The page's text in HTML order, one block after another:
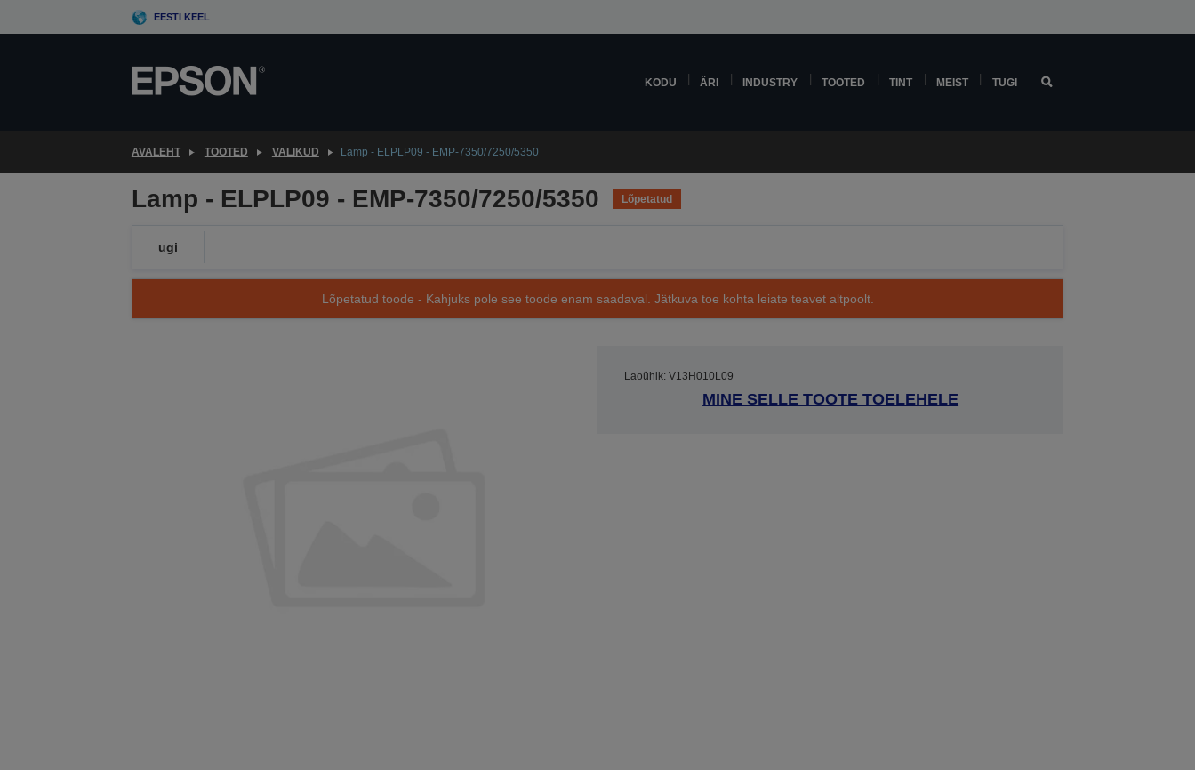
to
EESTI KEEL
KODU ÄRI INDUSTRY TOOTED TINT MEIST TUGI
AVALEHT TOOTED VALIKUD Lamp - ELPLP09 - EMP-7350/7250/5350
Lamp - ELPLP09 - EMP-7350/7250/5350 Lõpetatud
ugi
Lõpetatud toode - Kahjuks pole see toode enam saadaval. Jätkuva toe kohta leiate teavet altpoolt.
Laoühik: V13H010L09
MINE SELLE TOOTE TOELEHELE